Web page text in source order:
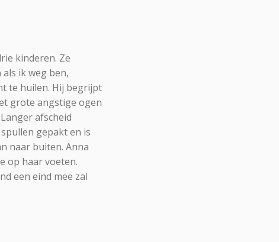
kinderen. Ze
ik weg ben,
te huilen. Hij begrijpt
grote angstige ogen
afscheid
gepakt en is
naar buiten. Anna
op haar voeten.
een eind mee zal